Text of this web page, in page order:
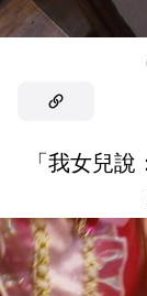
「我女兒